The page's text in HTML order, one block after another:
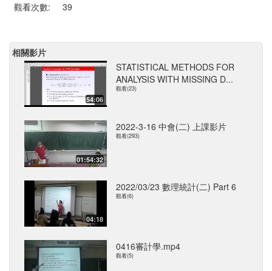
觀看次數:
39
相關影片
54:06
STATISTICAL METHODS FOR
ANALYSIS WITH MISSING D...
觀看(23)
01:54:32
2022-3-16 中會(二) 上課影片
觀看(293)
04:18
2022/03/23 數理統計(二) Part 6
觀看(6)
0416審計學.mp4
觀看(5)